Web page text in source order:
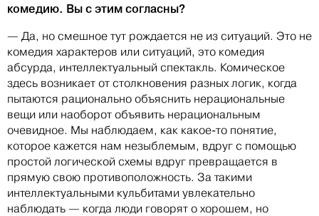
комедию. Вы с этим согласны?
— Да, но смешное тут рождается не из ситуаций. Это не
комедия характеров или ситуаций, это комедия
абсурда, интеллектуальный спектакль. Комическое
здесь возникает от столкновения разных логик, когда
пытаются рационально объяснить нерациональные
вещи или наоборот объявить нерациональным
очевидное. Мы наблюдаем, как какое-то понятие,
которое кажется нам незыблемым, вдруг с помощью
простой логической схемы вдруг превращается в
прямую свою противоположность. За такими
интеллектуальными кульбитами увлекательно
наблюдать — когда люди говорят о хорошем, но